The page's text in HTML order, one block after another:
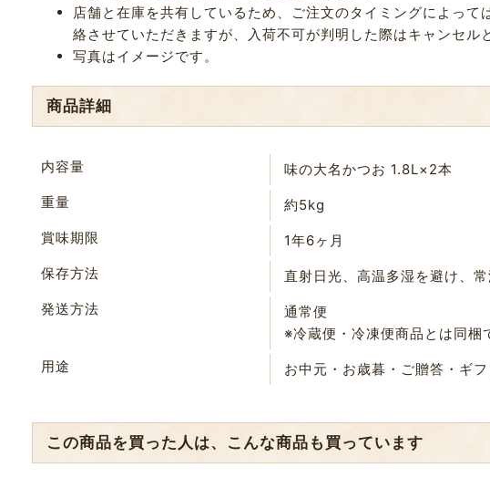
店舗と在庫を共有しているため、ご注文のタイミングによっ
絡させていただきますが、入荷不可が判明した際はキャンセル
写真はイメージです。
商品詳細
内容量
味の大名かつお 1.8L×2本
重量
約5kg
賞味期限
1年6ヶ月
保存方法
直射日光、高温多湿を避け、
発送方法
通常便
※冷蔵便・冷凍便商品とは同梱
用途
お中元・お歳暮・ご贈答・ギフ
この商品を買った人は、こんな商品も買っています